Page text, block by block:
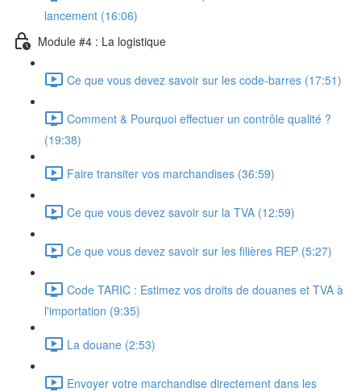
lancement (16:06)
Module #4 : La logistique
Ce que vous devez savoir sur les code-barres (17:51)
Comment & Pourquoi effectuer un contrôle qualité ?
(19:38)
Faire transiter vos marchandises (36:59)
Ce que vous devez savoir sur la TVA (12:59)
Ce que vous devez savoir sur les filières REP (5:27)
Code TARIC : Estimez vos droits de douanes et TVA à
l'importation (9:35)
La douane (2:53)
Envoyer votre marchandise directement dans les